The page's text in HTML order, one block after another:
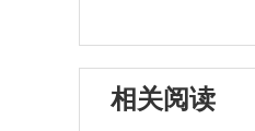
相关阅读